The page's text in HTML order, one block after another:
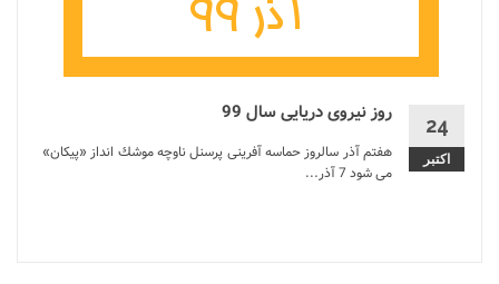
24
اکتبر
روز نیروی دریایی سال 99
هفتم آذر سالروز حماسه آفرینی پرسنل ناوچه موشك انداز «پیكان»
می شود 7 آذر...